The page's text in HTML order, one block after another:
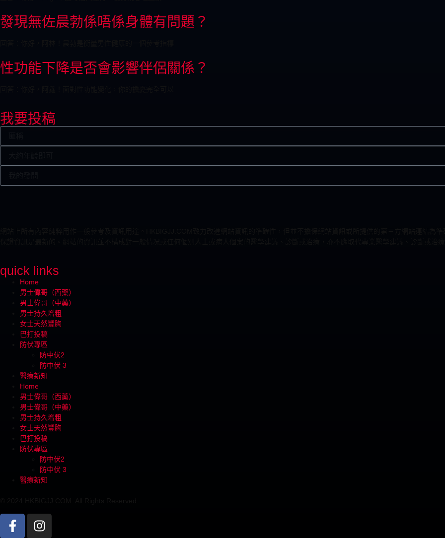
發現無佐晨勃係唔係身體有問題？
性功能下降是否會影響伴侶關係？
我要投稿
quick links
Home
男士偉哥（西藥）
男士偉哥（中藥）
男士持久增粗
女士天然豐胸
巴打投稿
防伏專區
防中伏2
防中伏 3
醫療新知
Home
男士偉哥（西藥）
男士偉哥（中藥）
男士持久增粗
女士天然豐胸
巴打投稿
防伏專區
防中伏2
防中伏 3
醫療新知